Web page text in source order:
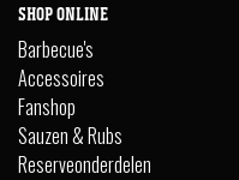
SHOP ONLINE
Barbecue's
Accessoires
Fanshop
Sauzen & Rubs
Reserveonderdelen